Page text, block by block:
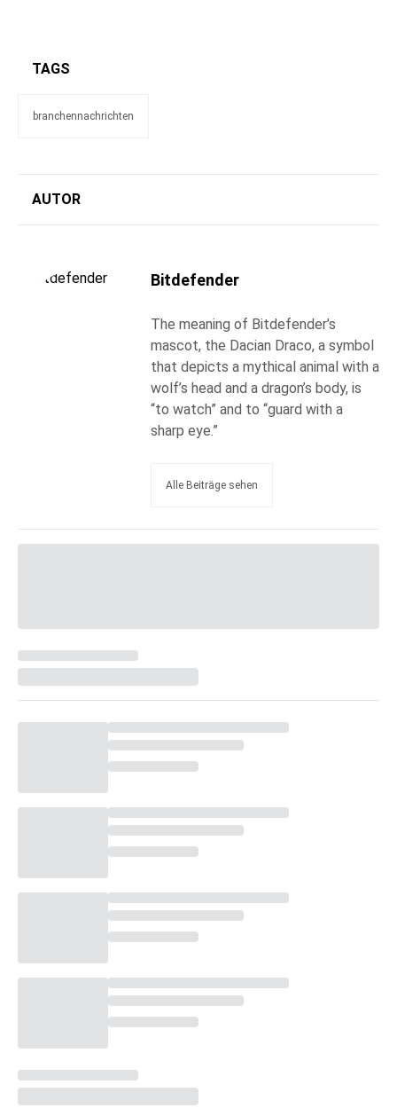
TAGS
branchennachrichten
AUTOR
Bitdefender
The meaning of Bitdefender’s
mascot, the Dacian Draco, a symbol
that depicts a mythical animal with a
wolf’s head and a dragon’s body, is
“to watch” and to “guard with a
sharp eye.”
Alle Beiträge sehen